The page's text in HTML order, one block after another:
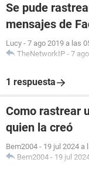
Se pude
mensajes de
Lucy - 7 ago 2019 a las
TheNetworkIP - 7
1 respuesta
Como rastrear
quien la creó
Bem2004 - 19 jul 2024 a
Bem2004 - 19 jul